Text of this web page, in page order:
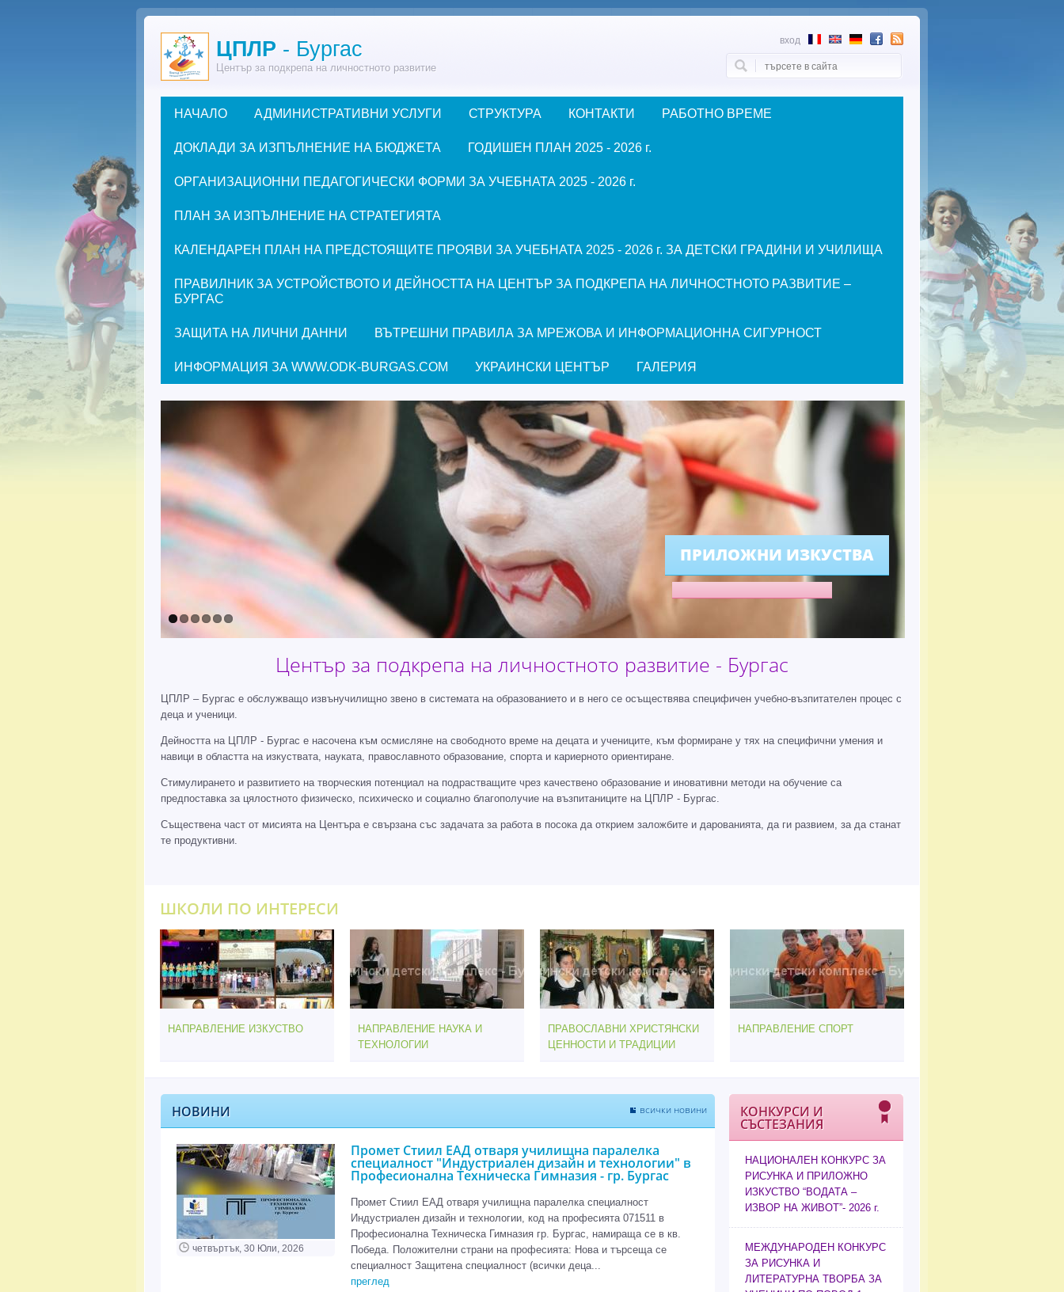
Премини към основното съдържание
ЦПЛР - Бургас
Център за подкрепа на личностното развитие
вход
Форма за търсене
Основно меню
НАЧАЛО АДМИНИСТРАТИВНИ УСЛУГИ СТРУКТУРА КОНТАКТИ РАБОТНО ВРЕМЕ
ДОКЛАДИ ЗА ИЗПЪЛНЕНИЕ НА БЮДЖЕТА ГОДИШЕН ПЛАН 2025 - 2026 г.
ОРГАНИЗАЦИОННИ ПЕДАГОГИЧЕСКИ ФОРМИ ЗА УЧЕБНАТА 2025 - 2026 г.
ПЛАН ЗА ИЗПЪЛНЕНИЕ НА СТРАТЕГИЯТА
КАЛЕНДАРЕН ПЛАН НА ПРЕДСТОЯЩИТЕ ПРОЯВИ ЗА УЧЕБНАТА 2025 - 2026 г. ЗА ДЕТСКИ ГРАДИНИ И УЧИЛИЩА
ПРАВИЛНИК ЗА УСТРОЙСТВОТО И ДЕЙНОСТТА НА ЦЕНТЪР ЗА ПОДКРЕПА НА ЛИЧНОСТНОТО РАЗВИТИЕ –
БУРГАС
ЗАЩИТА НА ЛИЧНИ ДАННИ ВЪТРЕШНИ ПРАВИЛА ЗА МРЕЖОВА И ИНФОРМАЦИОННА СИГУРНОСТ
ИНФОРМАЦИЯ ЗА WWW.ODK-BURGAS.COM УКРАИНСКИ ЦЕНТЪР ГАЛЕРИЯ
ПРИЛОЖНИ ИЗКУСТВА
Център за подкрепа на личностното развитие - Бургас
ЦПЛР – Бургас е обслужващо извънучилищно звено в системата на образованието и в него се осъществява специфичен учебно-възпитателен процес с
деца и ученици.
Дейността на ЦПЛР - Бургас е насочена към осмисляне на свободното време на децата и учениците, към формиране у тях на специфични умения и
навици в областта на изкуствата, науката, православното образование, спорта и кариерното ориентиране.
Стимулирането и развитието на творческия потенциал на подрастващите чрез качествено образование и иновативни методи на обучение са
предпоставка за цялостното физическо, психическо и социално благополучие на възпитаниците на ЦПЛР - Бургас.
Съществена част от мисията на Центъра е свързана със задачата за работа в посока да открием заложбите и дарованията, да ги развием, за да станат
те продуктивни.
ШКОЛИ ПО ИНТЕРЕСИ
НАПРАВЛЕНИЕ ИЗКУСТВО
НАПРАВЛЕНИЕ НАУКА И
ТЕХНОЛОГИИ
ПРАВОСЛАВНИ ХРИСТЯНСКИ
ЦЕННОСТИ И ТРАДИЦИИ
НАПРАВЛЕНИЕ СПОРТ
НОВИНИ всички новини
четвъртък, 30 Юли, 2026
Промет Стиил ЕАД отваря училищна паралелка
специалност "Индустриален дизайн и технологии" в
Професионална Техническа Гимназия - гр. Бургас
Промет Стиил ЕАД отваря училищна паралелка специалност
Индустриален дизайн и технологии, код на професията 071511 в
Професионална Техническа Гимназия гр. Бургас, намираща се в кв.
Победа. Положителни страни на професията: Нова и търсеща се
специалност Защитена специалност (всички деца...
преглед
КОНКУРСИ И
СЪСТЕЗАНИЯ
НАЦИОНАЛЕН КОНКУРС ЗА
РИСУНКА И ПРИЛОЖНО
ИЗКУСТВО “ВОДАТА –
ИЗВОР НА ЖИВОТ”- 2026 г.
МЕЖДУНАРОДЕН КОНКУРС
ЗА РИСУНКА И
ЛИТЕРАТУРНА ТВОРБА ЗА